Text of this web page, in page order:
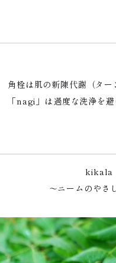
角栓は肌の新陳代謝（ター
「nagi」は過度な洗浄を
kikala
〜ニームのやさ